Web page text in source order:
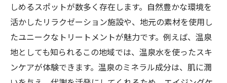
しめるスポットが数多く存在します。自然豊かな環境を
活かしたリラクゼーション施設や、地元の素材を使用し
たユニークなトリートメントが魅力です。例えば、温泉
地としても知られるこの地域では、温泉水を使ったスキ
ンケアが体験できます。温泉のミネラル成分は、肌に潤